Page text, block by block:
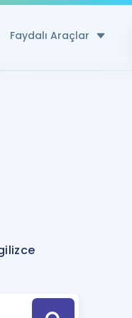
Faydalı Araçlar
Hesaplama Aracı
için Öneriler
Tek Takvimde